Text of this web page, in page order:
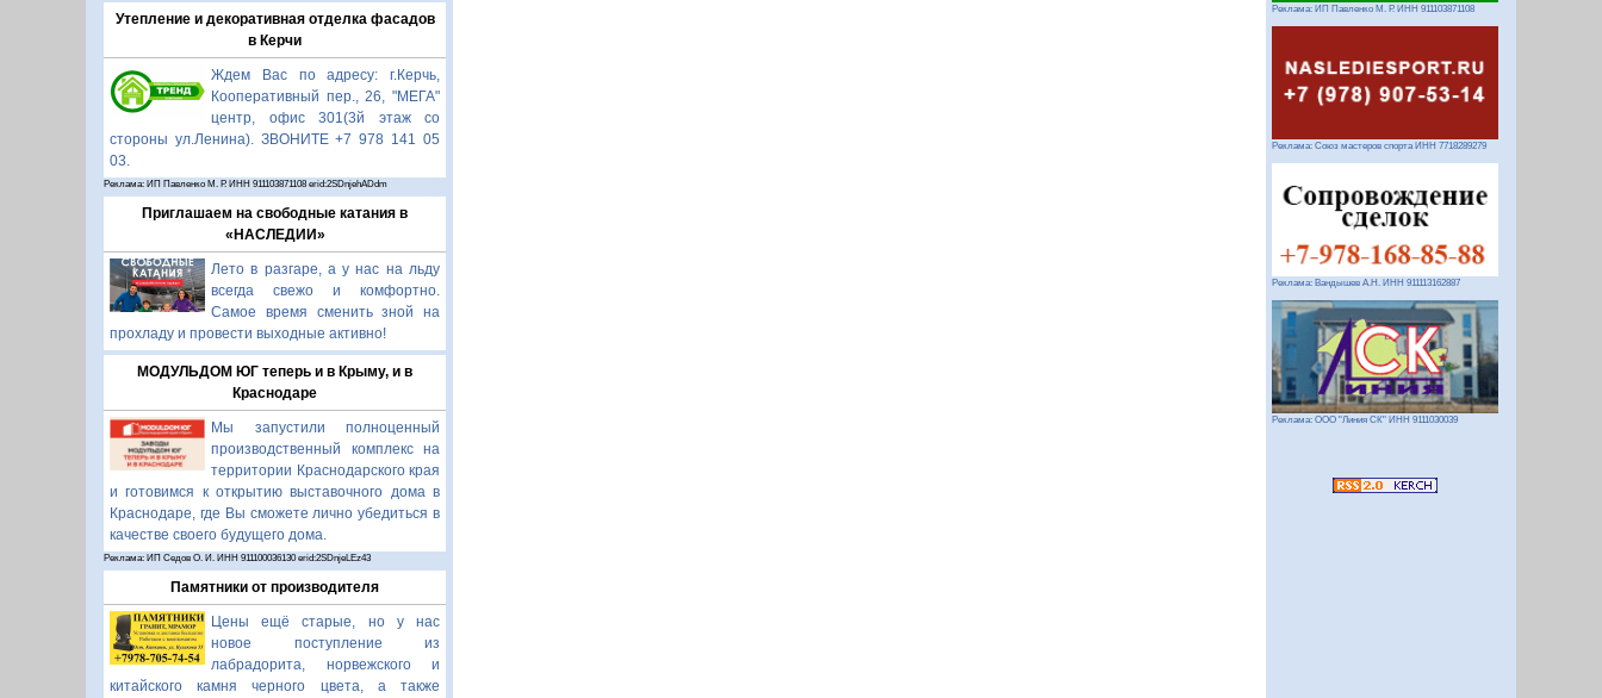
Утепление и декоративная отделка фасадов
в Керчи
Ждем Вас по адресу: г.Керчь,
Кооперативный пер., 26, "МЕГА"
центр, офис 301(3й этаж со
стороны ул.Ленина). ЗВОНИТЕ +7 978 141 05
03.
Реклама: ИП Павленко М. Р. ИНН 911103871108 erid:2SDnjehADdm
Приглашаем на свободные катания в
«НАСЛЕДИИ»
Лето в разгаре, а у нас на льду
всегда свежо и комфортно.
Самое время сменить зной на
прохладу и провести выходные активно!
МОДУЛЬДОМ ЮГ теперь и в Крыму, и в
Краснодаре
Мы запустили полноценный
производственный комплекс на
территории Краснодарского края
и готовимся к открытию выставочного дома в
Краснодаре, где Вы сможете лично убедиться в
качестве своего будущего дома.
Реклама: ИП Седов О. И. ИНН 911100036130 erid:2SDnjeLEz43
Памятники от производителя
Цены ещё старые, но у нас
новое поступление из
лабрадорита, норвежского и
китайского камня черного цвета, а также
Реклама: ИП Павленко М. Р. ИНН 911103871108
Реклама: Союз мастеров спорта ИНН 7718289279
Реклама: Вандышев А.Н. ИНН 911113162887
Реклама: ООО "Линия СК" ИНН 9111030039